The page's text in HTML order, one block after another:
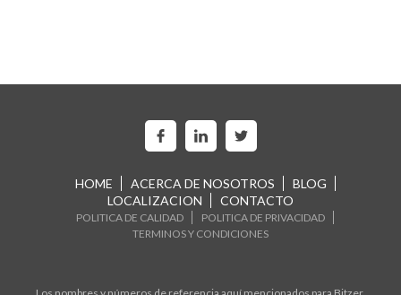
HOME ACERCA DE NOSOTROS
BLOG
LOCALIZACION
CONTACTO
POLITICA DE CALIDAD
POLITICA DE PRIVACIDAD
TERMINOS Y CONDICIONES